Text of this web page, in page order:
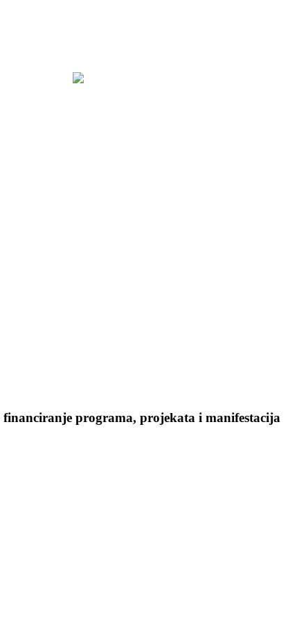
financiranje programa, projekata i manifestacija